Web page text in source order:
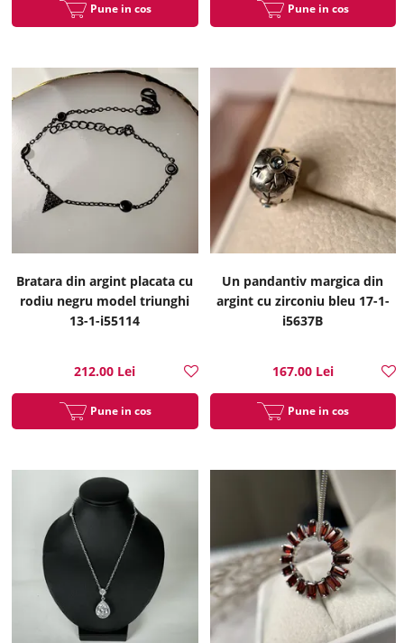
Pune in cos Pune in cos
Bratara din argint placata cu
rodiu negru model triunghi
13-1-i55114
212.00 Lei
Pune in cos
Un pandantiv margica din
argint cu zirconiu bleu 17-1-
i5637B
167.00 Lei
Pune in cos